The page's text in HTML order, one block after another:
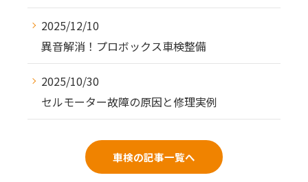
2025/12/10
異音解消！プロボックス車検整備
2025/10/30
セルモーター故障の原因と修理実例
車検の記事一覧へ